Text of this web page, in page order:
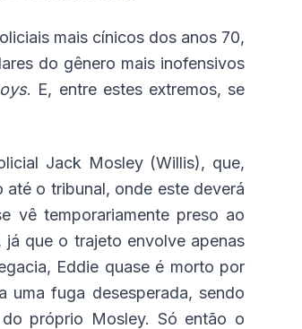
mais cínicos dos anos 70,
do gênero mais inofensivos
. E, entre estes extremos, se
Jack Mosley (Willis), que,
o tribunal, onde este deverá
vê temporariamente preso ao
que o trajeto envolve apenas
Eddie quase é morto por
fuga desesperada, sendo
próprio Mosley. Só então o